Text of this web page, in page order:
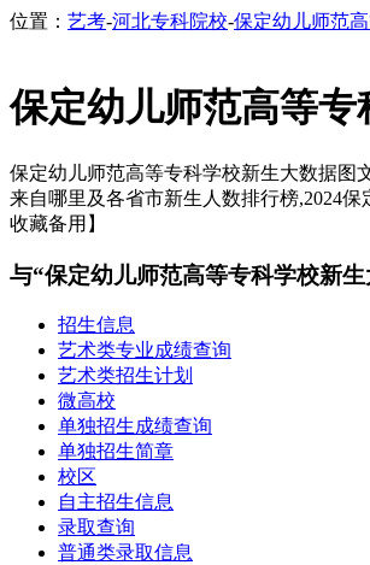
位置： 艺考-河北专科院校-保定幼儿师范
保定幼儿师范高等
保定幼儿师范高等专科学校新生大数据图
来自哪里及各省市新生人数排行榜,2024
收藏备用】
与“保定幼儿师范高等专科学校新
招生信息
艺术类专业成绩查询
艺术类招生计划
微高校
单独招生成绩查询
单独招生简章
校区
自主招生信息
录取查询
普通类录取信息